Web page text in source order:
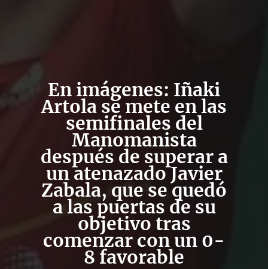
En imágenes: Iñaki
Artola se mete en las
semifinales del
Manomanista
después de superar a
un atenazado Javier
Zabala, que se quedó
a las puertas de su
objetivo tras
comenzar con un 0-
8 favorable